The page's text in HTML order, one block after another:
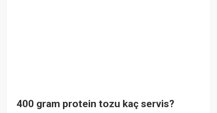
400 gram protein tozu kaç servis?